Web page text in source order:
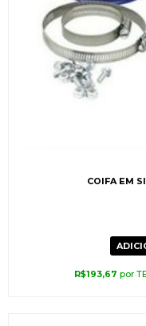
COIFA EM
R$193,67 por